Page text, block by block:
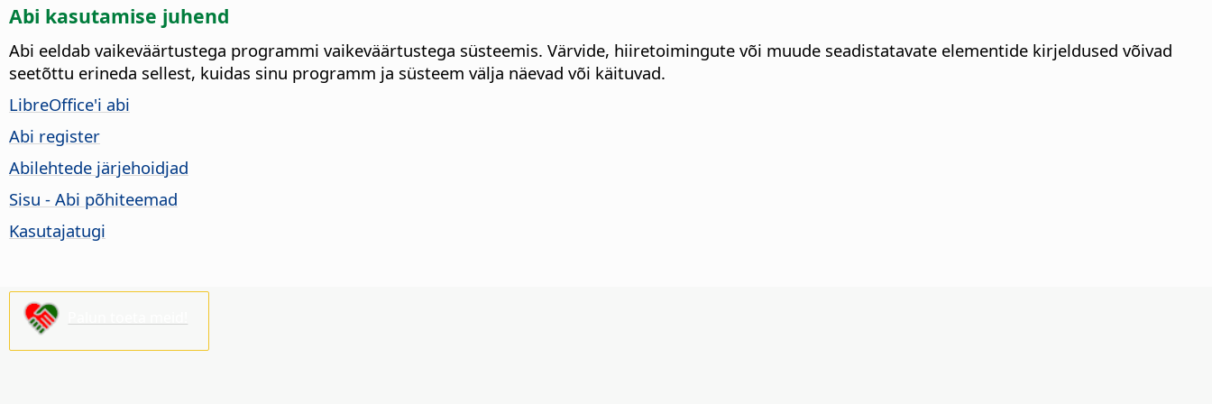
Abi kasutamise juhend
Abi eeldab vaikeväärtustega programmi vaikeväärtustega süsteemis. Värvide, hiiretoimingute või muude seadistatavate elementide kirjeldused võivad
seetõttu erineda sellest, kuidas sinu programm ja süsteem välja näevad või käituvad.
LibreOffice'i abi
Abi register
Abilehtede järjehoidjad
Sisu - Abi põhiteemad
Kasutajatugi